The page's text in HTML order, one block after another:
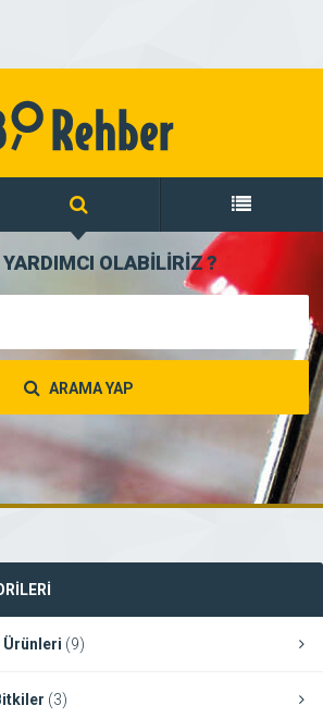
OLABİLİRİZ?
ARAMA YAP
Ürünleri (9)
(3)